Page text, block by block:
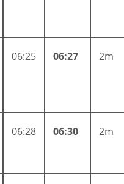
06:25 06:27 2m
06:28 06:30 2m